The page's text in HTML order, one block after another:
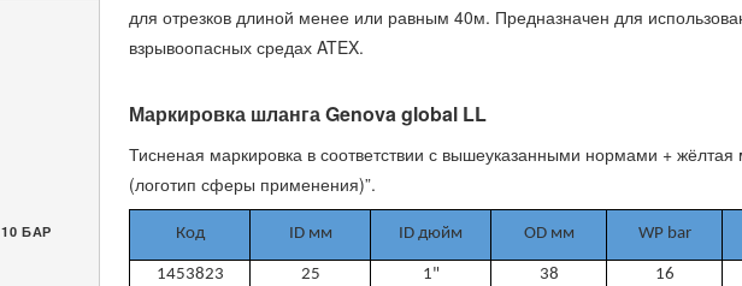
БАР
для отрезков длиной менее или равным 40м. Предназначен для
взрывоопасных средах ATEX.
Маркировка шланга Genova global LL
Тисненая маркировка в соответствии с вышеуказанными нормами + жёлтая
(логотип сферы применения)”.
Код ID мм ID дюйм ОD мм WP bar
1453823 25 1" 38 16